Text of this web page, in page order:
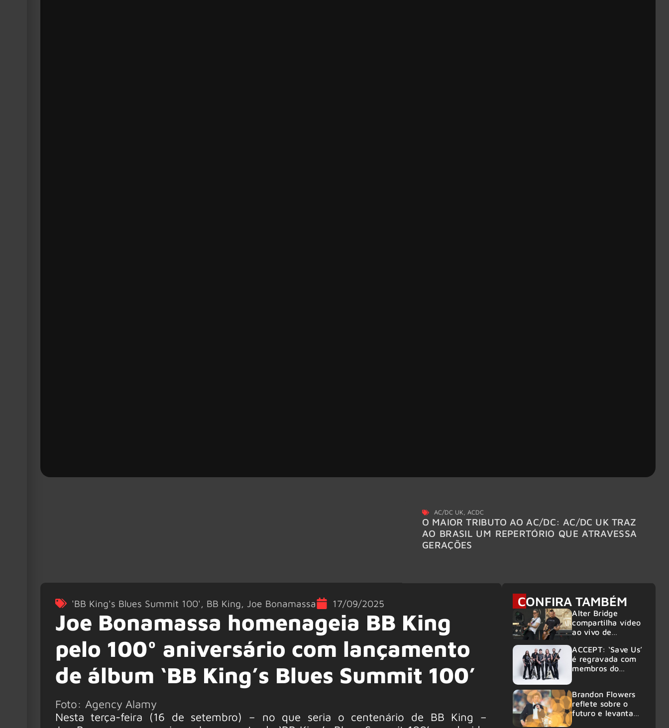
AC/DC UK,ACDC
O MAIOR TRIBUTO AO AC/DC: AC/DC UK TRAZ
AO BRASIL UM REPERTÓRIO QUE ATRAVESSA
GERAÇÕES
'BB King's Blues Summit 100', BB King, Joe Bonamassa 17/09/2025
Joe Bonamassa homenageia BB King
pelo 100º aniversário com lançamento
de álbum ‘BB King’s Blues Summit 100’
Foto: Agency Alamy
Nesta terça-feira (16 de setembro) – no que seria o centenário de BB King –
CONFIRA TAMBÉM
Alter Bridge
compartilha vídeo
ao vivo de
no Rock am Ring
2026
ACCEPT: ‘Save Us’
é regravada com
membros do
Brandon Flowers
reflete sobre o
futuro e levanta